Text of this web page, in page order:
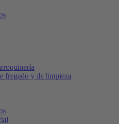
fregado y de limpieza